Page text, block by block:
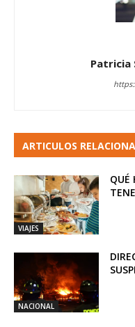
Patricia
ARTICULOS
VIAJES
QUÉ
NACIONAL